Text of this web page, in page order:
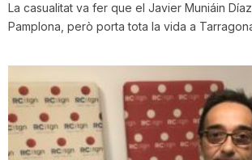
La casualitat va fer que el Javier Muniáin
Pamplona, però porta tota la vida a